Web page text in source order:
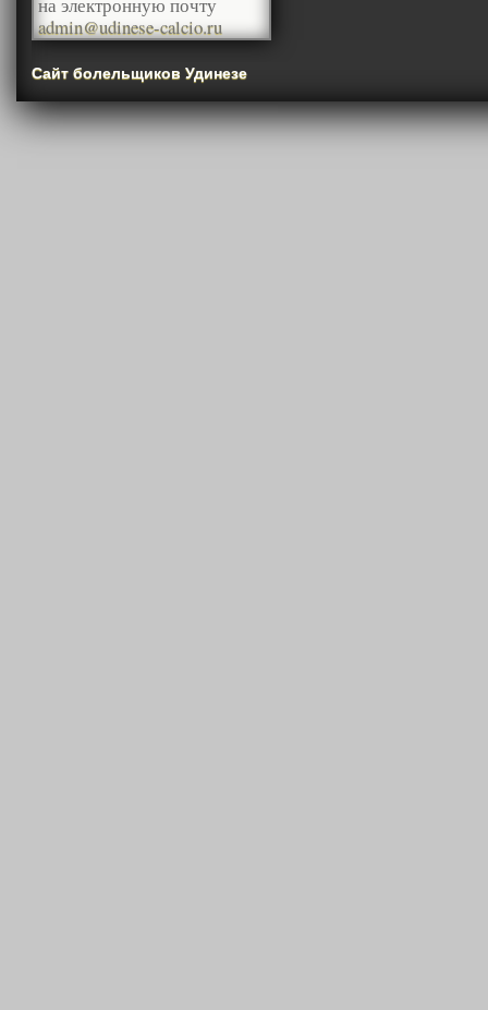
на электронную почту
admin@udinese-calcio.ru
Сайт болельщиков Удинезе